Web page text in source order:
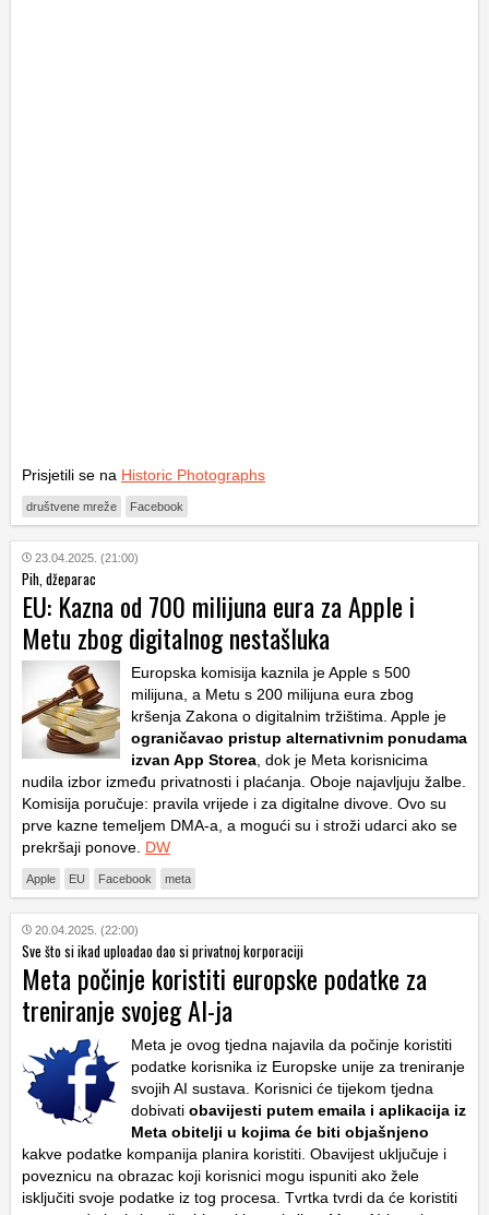
Prisjetili se na Historic Photographs
društvene mreže Facebook
23.04.2025. (21:00)
Pih, džeparac
EU: Kazna od 700 milijuna eura za Apple i
Metu zbog digitalnog nestašluka
Europska komisija kaznila je Apple s 500
milijuna, a Metu s 200 milijuna eura zbog
kršenja Zakona o digitalnim tržištima. Apple je
ograničavao pristup alternativnim ponudama
izvan App Storea , dok je Meta korisnicima
nudila izbor između privatnosti i plaćanja. Oboje najavljuju žalbe.
Komisija poručuje: pravila vrijede i za digitalne divove. Ovo su
prve kazne temeljem DMA-a, a mogući su i stroži udarci ako se
prekršaji ponove. DW
Apple EU Facebook meta
20.04.2025. (22:00)
Sve što si ikad uploadao dao si privatnoj korporaciji
Meta počinje koristiti europske podatke za
treniranje svojeg AI-ja
Meta je ovog tjedna najavila da počinje koristiti
podatke korisnika iz Europske unije za treniranje
svojih AI sustava. Korisnici će tijekom tjedna
dobivati obavijesti putem emaila i aplikacija iz
Meta obitelji u kojima će biti objašnjeno
kakve podatke kompanija planira koristiti. Obavijest uključuje i
poveznicu na obrazac koji korisnici mogu ispuniti ako žele
isključiti svoje podatke iz tog procesa. Tvrtka tvrdi da će koristiti